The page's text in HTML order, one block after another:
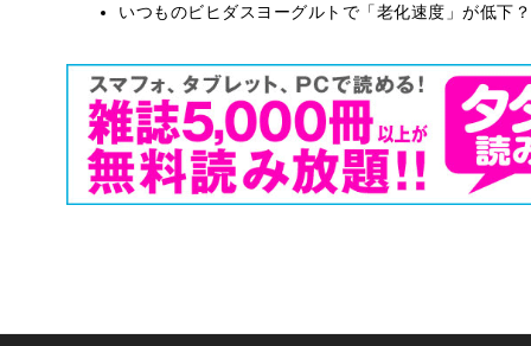
いつものビヒダスヨーグルトで「老化速度」が低